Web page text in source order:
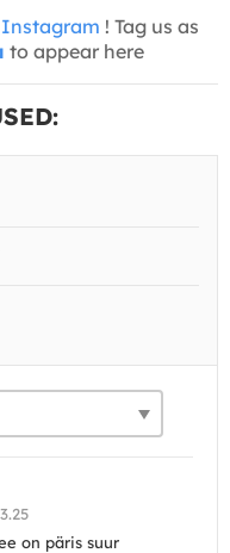
Instagram ! Tag us as
to appear here
on päris suur